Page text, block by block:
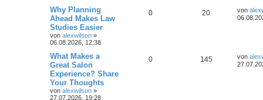
Why Planning
Ahead Makes Law
Studies Easier
von alexwilson »
06.08.2026, 12:38
0 20 von
What Makes a
Great Salon
Experience? Share
Your Thoughts
von alexwilson »
27.07.2026, 19:28
0 145 von